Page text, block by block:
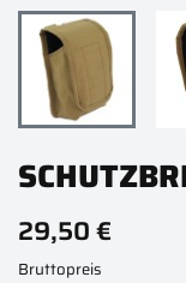
29,50 €
Bruttopreis